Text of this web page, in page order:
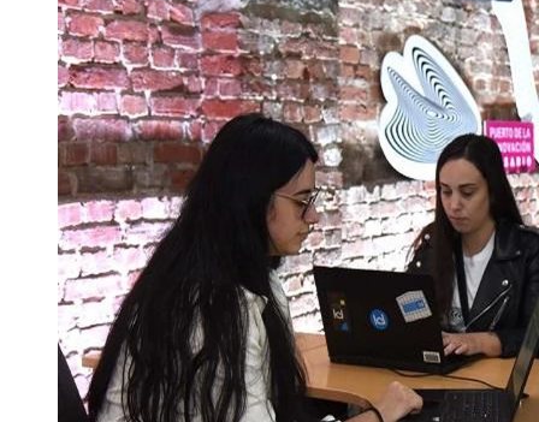
Montenegro y la presión sobre el